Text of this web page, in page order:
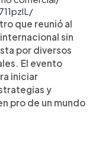
que reunió al
sin
por diversos
El evento
iniciar
y
pro de un mundo